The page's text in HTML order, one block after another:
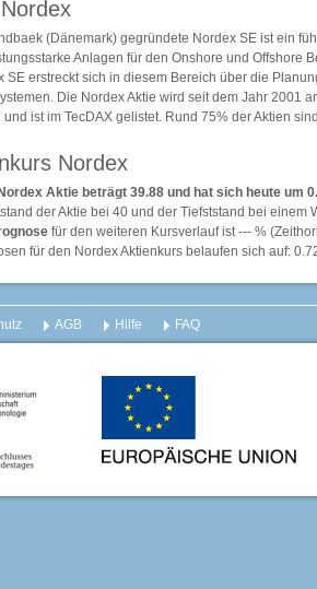
(Dänemark) gegründete Nordex SE ist ein
Anlagen für den Onshore und Offshore
SE erstreckt sich in diesem Bereich über die
Die Nordex Aktie wird seit dem Jahr 2001
ist im TecDAX gelistet. Rund 75% der Aktien
Nordex
Aktie beträgt 39.88 und hat sich heute um
der Aktie bei 40 und der Tiefststand bei einem
für den weiteren Kursverlauf ist --- %
für den Nordex Aktienkurs belaufen sich auf:
AGB Hilfe FAQ